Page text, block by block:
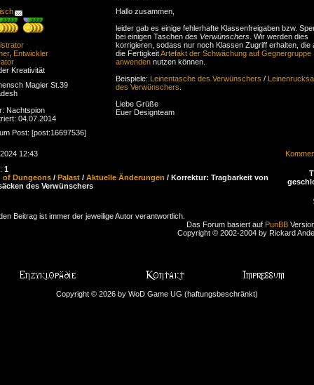
, Entwickler
Kreativität
Magier St.39
Nachtspion
04.07.2014
Post: [post:16697536]
Hallo zusammen,
leider gab es einige fehlerhafte Klassenfreigaben bzw.
bei einigen Taschen des Verwünschers . Wir werden dies
korrigieren, sodass nur noch Klassen Zugriff erhalten, die
die FertigkeitArtefakt der Schwächung auf Gegnergruppe
anwenden nutzen können.
Beispiele: Leinentasche des Verwünschers /
des Verwünschers
Liebe Grüße
Euer Designteam
12:43
1
of Dungeons / Palast / Aktuelle Änderungen / Korrektur: Tragbarkeit von
des Verwünschers
Beitrag ist immer der jeweilige Autor verantwortlich.
Das Forum basiert auf PunBB
Copyright © 2002-2004 by Rickard
Copyright © 2026 by WoD Game UG (haftungsbeschränkt)